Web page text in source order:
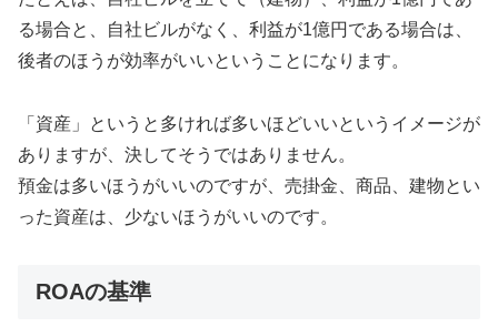
る場合と、自社ビルがなく、利益が1億円である場合は、
後者のほうが効率がいいということになります。
「資産」というと多ければ多いほどいいというイメージが
ありますが、決してそうではありません。
預金は多いほうがいいのですが、売掛金、商品、建物とい
った資産は、少ないほうがいいのです。
ROAの基準